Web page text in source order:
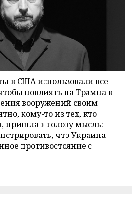
в США использовали все
повлиять на Трампа в
вооружений своим
кому-то из тех, кто
пришла в голову мысль:
что Украина
противостояние с